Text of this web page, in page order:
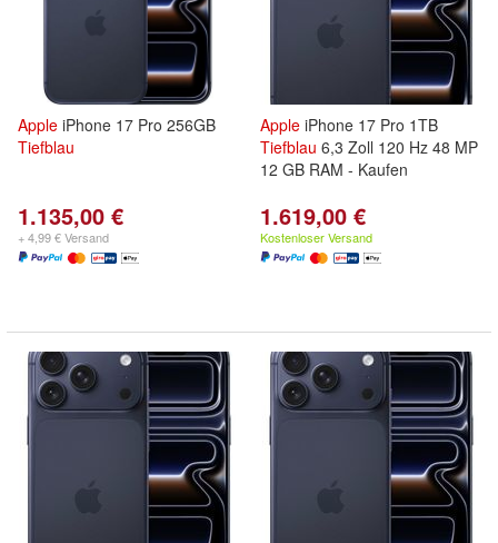
Apple iPhone 17 Pro 256GB
Tiefblau
1.135,00 €
+ 4,99 € Versand
Apple iPhone 17 Pro 1TB
Tiefblau 6,3 Zoll 120 Hz 48 MP
12 GB RAM - Kaufen
1.619,00 €
Kostenloser Versand